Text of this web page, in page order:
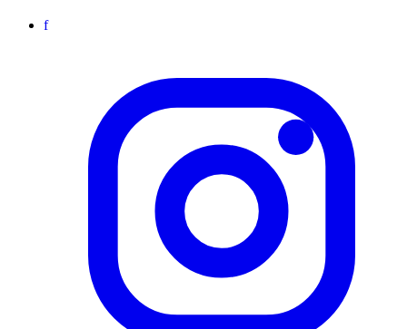
f